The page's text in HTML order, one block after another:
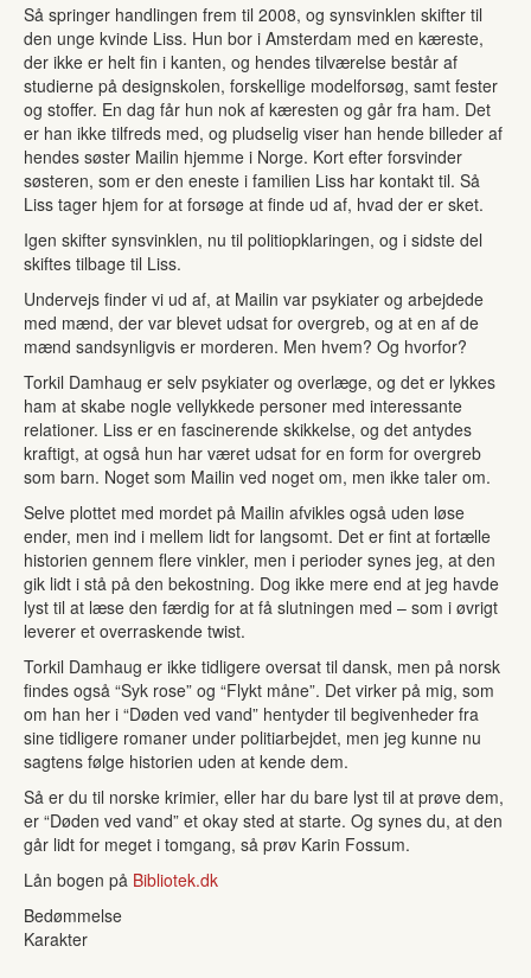
Så springer handlingen frem til 2008, og synsvinklen skifter til
den unge kvinde Liss. Hun bor i Amsterdam med en kæreste,
der ikke er helt fin i kanten, og hendes tilværelse består af
studierne på designskolen, forskellige modelforsøg, samt fester
og stoffer. En dag får hun nok af kæresten og går fra ham. Det
er han ikke tilfreds med, og pludselig viser han hende billeder af
hendes søster Mailin hjemme i Norge. Kort efter forsvinder
søsteren, som er den eneste i familien Liss har kontakt til. Så
Liss tager hjem for at forsøge at finde ud af, hvad der er sket.
Igen skifter synsvinklen, nu til politiopklaringen, og i sidste del
skiftes tilbage til Liss.
Undervejs finder vi ud af, at Mailin var psykiater og arbejdede
med mænd, der var blevet udsat for overgreb, og at en af de
mænd sandsynligvis er morderen. Men hvem? Og hvorfor?
Torkil Damhaug er selv psykiater og overlæge, og det er lykkes
ham at skabe nogle vellykkede personer med interessante
relationer. Liss er en fascinerende skikkelse, og det antydes
kraftigt, at også hun har været udsat for en form for overgreb
som barn. Noget som Mailin ved noget om, men ikke taler om.
Selve plottet med mordet på Mailin afvikles også uden løse
ender, men ind i mellem lidt for langsomt. Det er fint at fortælle
historien gennem flere vinkler, men i perioder synes jeg, at den
gik lidt i stå på den bekostning. Dog ikke mere end at jeg havde
lyst til at læse den færdig for at få slutningen med – som i øvrigt
leverer et overraskende twist.
Torkil Damhaug er ikke tidligere oversat til dansk, men på norsk
findes også “Syk rose” og “Flykt måne”. Det virker på mig, som
om han her i “Døden ved vand” hentyder til begivenheder fra
sine tidligere romaner under politiarbejdet, men jeg kunne nu
sagtens følge historien uden at kende dem.
Så er du til norske krimier, eller har du bare lyst til at prøve dem,
er “Døden ved vand” et okay sted at starte. Og synes du, at den
går lidt for meget i tomgang, så prøv Karin Fossum.
Lån bogen på Bibliotek.dk
Bedømmelse
Karakter